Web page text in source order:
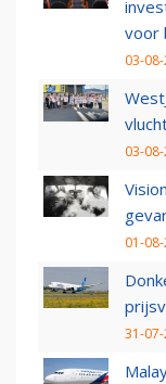
voor
03-
03-
01-
31-07-